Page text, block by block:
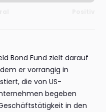
Bond Fund zielt darauf
er vorrangig in
die von US-
begeben
in den